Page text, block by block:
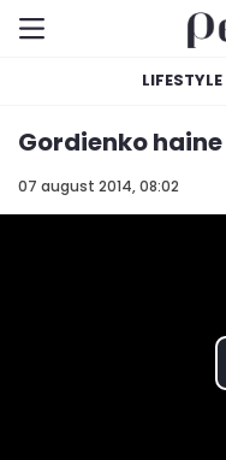
LIFESTYLE
07 august 2014, 08:02
Gordienko haine